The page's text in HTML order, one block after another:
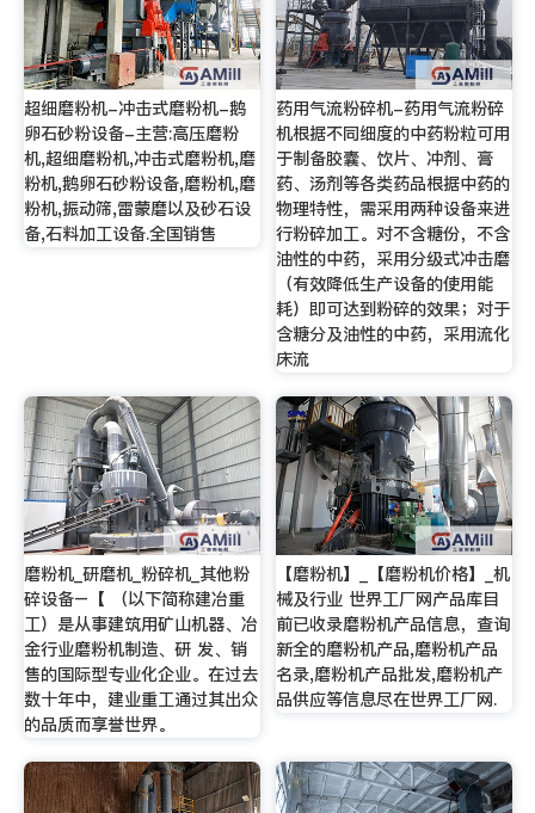
超细磨粉机-冲击式磨粉机-鹅
卵石砂粉设备-主营:高压磨粉
机,超细磨粉机,冲击式磨粉机,磨
粉机,鹅卵石砂粉设备,磨粉机,磨
粉机,振动筛,雷蒙磨以及砂石设
备,石料加工设备.全国销售
药用气流粉碎机-药用气流粉碎
机根据不同细度的中药粉粒可用
于制备胶囊、饮片、冲剂、膏
药、汤剂等各类药品根据中药的
物理特性，需采用两种设备来进
行粉碎加工。对不含糖份，不含
油性的中药，采用分级式冲击磨
（有效降低生产设备的使用能
耗）即可达到粉碎的效果；对于
含糖分及油性的中药，采用流化
床流
磨粉机_研磨机_粉碎机_其他粉
碎设备–【 （以下简称建冶重
工）是从事建筑用矿山机器、冶
金行业磨粉机制造、研 发、销
售的国际型专业化企业。在过去
数十年中，建业重工通过其出众
的品质而享誉世界。
【磨粉机】_【磨粉机价格】_机
械及行业 世界工厂网产品库目
前已收录磨粉机产品信息，查询
新全的磨粉机产品,磨粉机产品
名录,磨粉机产品批发,磨粉机产
品供应等信息尽在世界工厂网.